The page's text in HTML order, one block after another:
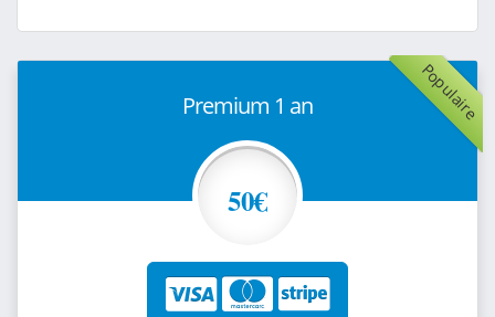
Populaire
Premium 1 an
50€